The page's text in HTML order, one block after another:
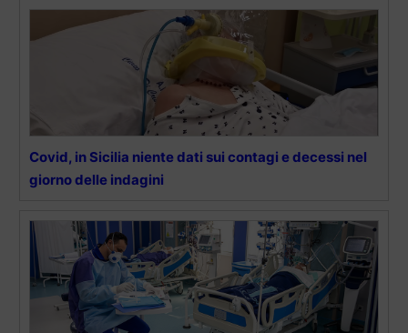
Covid, in Sicilia niente dati sui contagi e decessi nel
giorno delle indagini